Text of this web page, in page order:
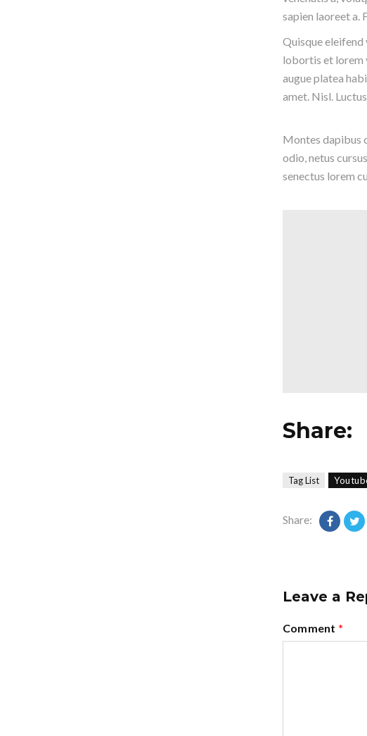
sapien laoreet a.
Quisque
lobortis et lorem
augue platea
amet. Nisl.
Montes dapibus
odio, netus
senectus lorem
Share:
Tag List
Share:
Leave a
Comment *